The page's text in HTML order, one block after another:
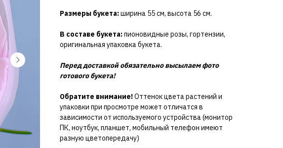
Размеры букета:ширина 55 см, высота 56 см.
В составе букета:пионовидные розы, гортензии,
оригинальная упаковка букета.
Перед доставкой обязательно высылаем фото
готового букета!
Обратите внимание!Оттенок цвета растений и
упаковки при просмотре может отличатся в
зависимости от используемого устройства (монитор
ПК, ноутбук, планшет, мобильный телефон имеют
разную цветопередачу)